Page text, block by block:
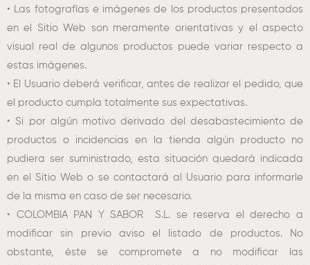
• Las fotografías e imágenes de los productos presentados
en el Sitio Web son meramente orientativas y el aspecto
visual real de algunos productos puede variar respecto a
estas imágenes.
• El Usuario deberá verificar, antes de realizar el pedido, que
el producto cumpla totalmente sus expectativas.
• Si por algún motivo derivado del desabastecimiento de
productos o incidencias en la tienda algún producto no
pudiera ser suministrado, esta situación quedará indicada
en el Sitio Web o se contactará al Usuario para informarle
de la misma en caso de ser necesario.
• COLOMBIA PAN Y SABOR S.L. se reserva el derecho a
modificar sin previo aviso el listado de productos. No
obstante, éste se compromete a no modificar las